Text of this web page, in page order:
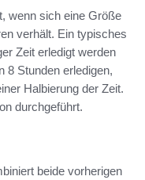
wenn sich eine Größe
verhält. Ein typisches
Zeit erledigt werden
8 Stunden erledigen,
Halbierung der Zeit.
durchgeführt.
beide vorherigen